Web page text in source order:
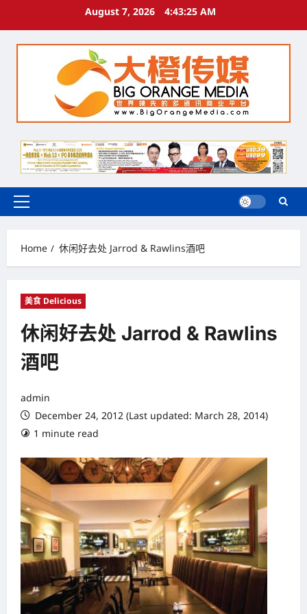
August 7, 2026 4:43:26 AM
Primary
Home
休闲好去处 Jarrod & Rawlins酒吧
美食 Delicious
休闲好去处 Jarrod & Rawlins
酒吧
admin
December 24, 2012 (Last updated: March 28, 2014)
1 minute read